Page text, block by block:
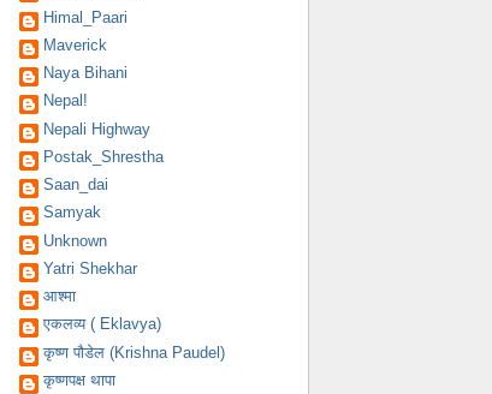
Himal_Paari
Maverick
Naya Bihani
Nepal!
Nepali Highway
Postak_Shrestha
Saan_dai
Samyak
Unknown
Yatri Shekhar
आश्मा
एकलव्य ( Eklavya)
कृष्ण पौडेल (Krishna Paudel)
कृष्णपक्ष थापा